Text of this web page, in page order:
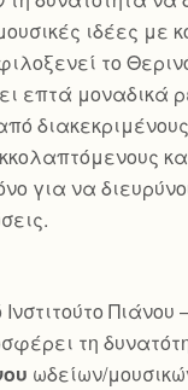
ιδέες με
το
επτά μοναδικά
για να
Πιάνου
τη
ωδείων/